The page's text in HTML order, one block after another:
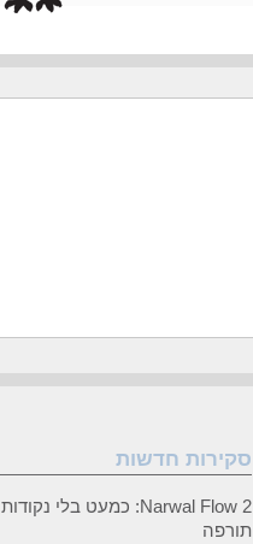
סקירות חדשות
Narwal Flow 2: כמעט בלי נקודות
תורפה